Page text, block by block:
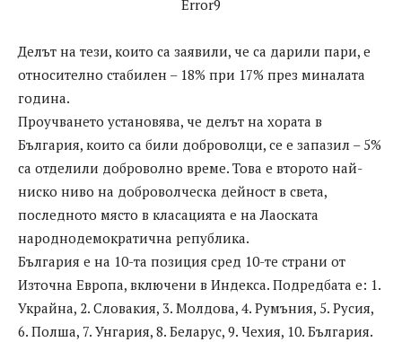
Error9
Делът на тези, които са заявили, че са дарили пари, е
относително стабилен – 18% при 17% през миналата
година.
Проучването установява, че делът на хората в
България, които са били доброволци, се е запазил – 5%
са отделили доброволно време. Това е второто най-
ниско ниво на доброволческа дейност в света,
последното място в класацията е на Лаоската
народнодемократична република.
България е на 10-та позиция сред 10-те страни от
Източна Европа, включени в Индекса. Подредбата е: 1.
Украйна, 2. Словакия, 3. Молдова, 4. Румъния, 5. Русия,
6. Полша, 7. Унгария, 8. Беларус, 9. Чехия, 10. България.